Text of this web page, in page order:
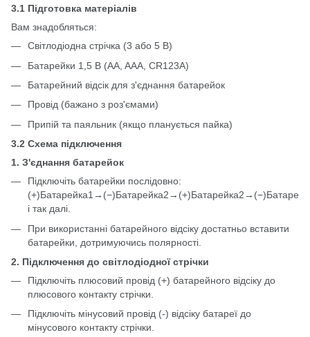
3.1 Підготовка матеріалів
Вам знадобляться:
Світлодіодна стрічка (3 або 5 В)
Батарейки 1,5 В (AA, AAA, CR123A)
Батарейний відсік для з'єднання батарейок
Провід (бажано з роз'ємами)
Припій та паяльник (якщо планується пайка)
3.2 Схема підключення
1. З'єднання батарейок
Підключіть батарейки послідовно:
і так далі.
При використанні батарейного відсіку достатньо вставити
батарейки, дотримуючись полярності.
2. Підключення до світлодіодної стрічки
Підключіть плюсовий провід (+) батарейного відсіку до
плюсового контакту стрічки.
Підключіть мінусовий провід (-) відсіку батареї до
мінусового контакту стрічки.